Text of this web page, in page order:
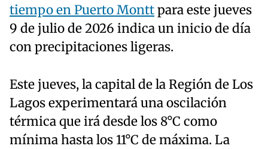
tiempo en Puerto Monttpara este jueves
9 de julio de 2026 indica un inicio de día
con precipitaciones ligeras.
Este jueves, la capital de la Región de Los
Lagos experimentará una oscilación
térmica que irá desde los 8°C como
mínima hasta los 11°C de máxima. La